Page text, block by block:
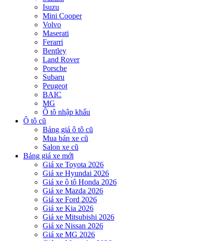
Isuzu
Mini Cooper
Volvo
Maserati
Ferarri
Bentley
Land Rover
Porsche
Subaru
Peugeot
BAIC
MG
Ô tô nhập khẩu
Ô tô cũ
Bảng giá ô tô cũ
Mua bán xe cũ
Salon xe cũ
Bảng giá xe mới
Giá xe Toyota 2026
Giá xe Hyundai 2026
Giá xe ô tô Honda 2026
Giá xe Mazda 2026
Giá xe Ford 2026
Giá xe Kia 2026
Giá xe Mitsubishi 2026
Giá xe Nissan 2026
Giá xe MG 2026